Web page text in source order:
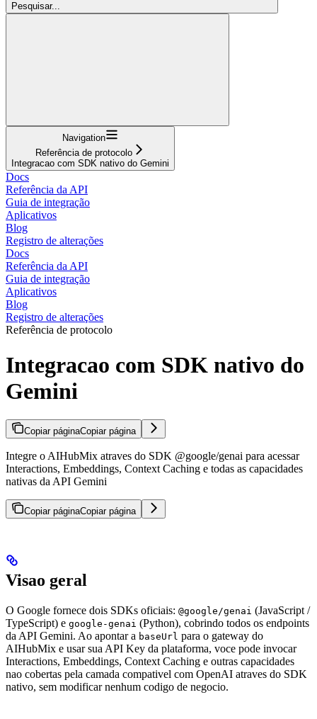
Pesquisar...
Navigation
Referência de protocolo
Integracao com SDK nativo do Gemini
Docs
Referência da API
Guia de integração
Aplicativos
Blog
Registro de alterações
Docs
Referência da API
Guia de integração
Aplicativos
Blog
Registro de alterações
Referência de protocolo
Integracao com SDK nativo do
Gemini
Copiar páginaCopiar página
Integre o AIHubMix atraves do SDK @google/genai para acessar
Interactions, Embeddings, Context Caching e todas as capacidades
nativas da API Gemini
Copiar páginaCopiar página
Visao geral
O Google fornece dois SDKs oficiais: @google/genai (JavaScript /
TypeScript) e google-genai (Python), cobrindo todos os endpoints
da API Gemini. Ao apontar a baseUrl para o gateway do
AIHubMix e usar sua API Key da plataforma, voce pode invocar
Interactions, Embeddings, Context Caching e outras capacidades
nao cobertas pela camada compativel com OpenAI atraves do SDK
nativo, sem modificar nenhum codigo de negocio.